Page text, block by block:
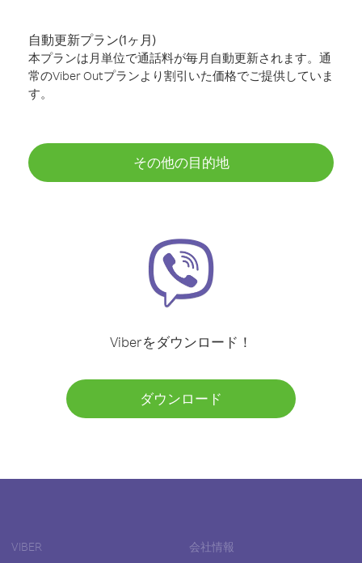
自動更新プラン(1ヶ月)
本プランは月単位で通話料が毎月自動更新されます。通
常のViber Outプランより割引いた価格でご提供していま
す。
その他の目的地
Viberをダウンロード！
ダウンロード
VIBER 会社情報